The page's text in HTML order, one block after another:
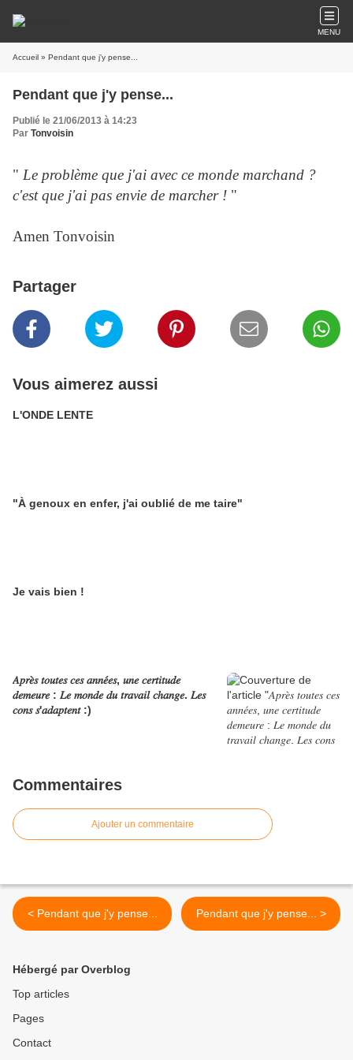
MENU
Accueil » Pendant que j'y pense...
Pendant que j'y pense...
Publié le 21/06/2013 à 14:23
Par Tonvoisin
" Le problème que j'ai avec ce monde marchand ?
c'est que j'ai pas envie de marcher ! "
Amen Tonvoisin
Partager
Vous aimerez aussi
L'ONDE LENTE
"À genoux en enfer, j'ai oublié de me taire"
Je vais bien !
𝐴𝑝𝑟𝑒̀𝑠 𝑡𝑜𝑢𝑡𝑒𝑠 𝑐𝑒𝑠 𝑎𝑛𝑛𝑒́𝑒𝑠, 𝑢𝑛𝑒 𝑐𝑒𝑟𝑡𝑖𝑡𝑢𝑑𝑒
𝑑𝑒𝑚𝑒𝑢𝑟𝑒 : 𝐿𝑒 𝑚𝑜𝑛𝑑𝑒 𝑑𝑢 𝑡𝑟𝑎𝑣𝑎𝑖𝑙 𝑐ℎ𝑎𝑛𝑔𝑒. 𝐿𝑒𝑠
𝑐𝑜𝑛𝑠 𝑠'𝑎𝑑𝑎𝑝𝑡𝑒𝑛𝑡 :)
Commentaires
Ajouter un commentaire
< Pendant que j'y pense... Pendant que j'y pense... >
Hébergé par Overblog
Top articles
Pages
Contact